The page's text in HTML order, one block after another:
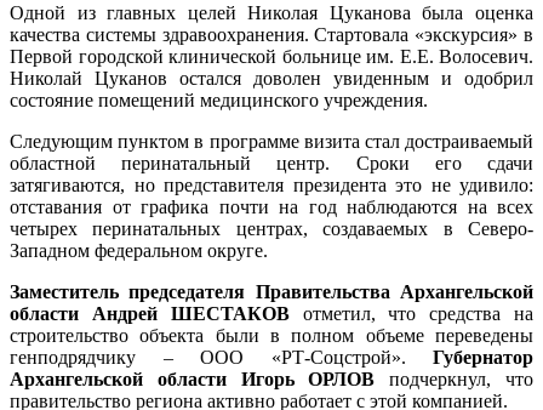
Одной из главных целей Николая Цуканова была оценка
качества системы здравоохранения. Cтартовала «экскурсия» в
Первой городской клинической больнице им. Е.Е. Волосевич.
Николай Цуканов остался доволен увиденным и одобрил
состояние помещений медицинского учреждения.
Следующим пунктом в программе визита стал достраиваемый
областной перинатальный центр. Сроки его сдачи
затягиваются, но представителя президента это не удивило:
отставания от графика почти на год наблюдаются на всех
четырех перинатальных центрах, создаваемых в Северо-
Западном федеральном округе.
Заместитель председателя Правительства Архангельской
области Андрей ШЕСТАКОВотметил, что средства на
строительство объекта были в полном объеме переведены
генподрядчику – ООО «РТ-Соцстрой». Губернатор
Архангельской области Игорь ОРЛОВ подчеркнул, что
правительство региона активно работает с этой компанией.